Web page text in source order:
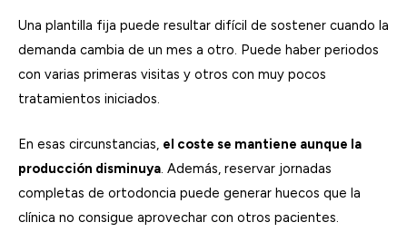
Una plantilla fija puede resultar difícil de sostener cuando la
demanda cambia de un mes a otro. Puede haber periodos
con varias primeras visitas y otros con muy pocos
tratamientos iniciados.
En esas circunstancias, el coste se mantiene aunque la
producción disminuya. Además, reservar jornadas
completas de ortodoncia puede generar huecos que la
clínica no consigue aprovechar con otros pacientes.